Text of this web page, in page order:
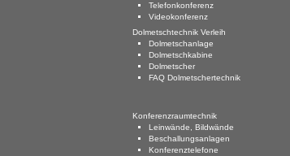
Telefonkonferenz
Videokonferenz
Dolmetschtechnik Verleih
Dolmetschanlage
Dolmetschkabine
Dolmetscher
FAQ Dolmetschertechnik
Konferenzraumtechnik
Leinwände, Bildwände
Beschallungsanlagen
Konferenztelefone